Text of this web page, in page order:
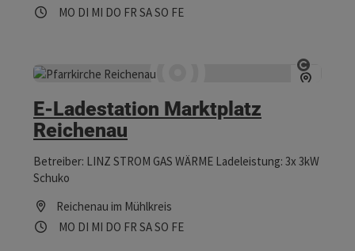
Öffnungszeiten
MO Montag geöffnet
DI Dienstag geöffnet
MI Mittwoch geöffnet
DO Donnerstag geöffnet
FR Freitag geöffnet
SA Samstag geöffnet
SO Sonntag geöffnet
FEFeiertag geöffnet
E-Ladestation Marktplatz
Reichenau
Betreiber: LINZ STROM GAS WÄRME Ladeleistung: 3x 3kW
Schuko
Reichenau im Mühlkreis
Öffnungszeiten
MO Montag geöffnet
DI Dienstag geöffnet
MI Mittwoch geöffnet
DO Donnerstag geöffnet
FR Freitag geöffnet
SA Samstag geöffnet
SO Sonntag geöffnet
FEFeiertag geöffnet